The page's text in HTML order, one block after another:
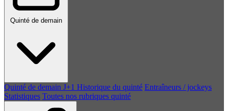
Quinté de demain
Quinté de demain J+1 Historique du quinté Entraîneurs / jockeys
Statistiques Toutes nos rubriques quinté